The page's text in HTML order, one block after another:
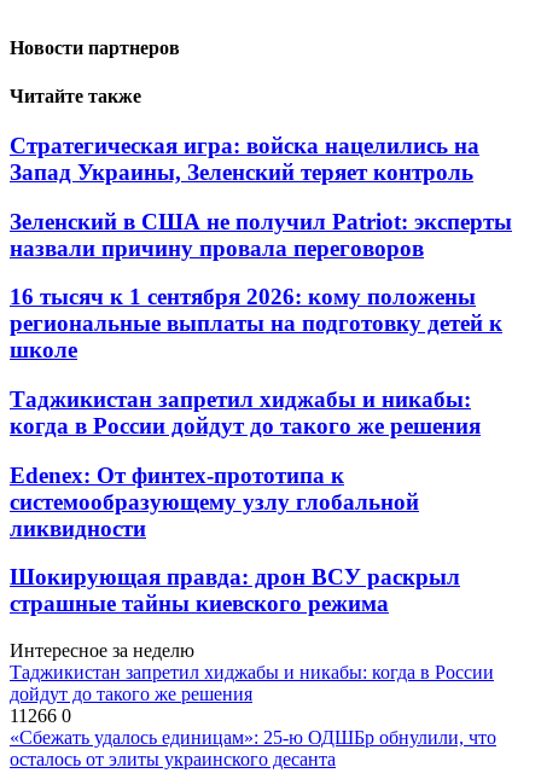
Новости партнеров
Читайте также
Стратегическая игра: войска нацелились на
Запад Украины, Зеленский теряет контроль
Зеленский в США не получил Patriot: эксперты
назвали причину провала переговоров
16 тысяч к 1 сентября 2026: кому положены
региональные выплаты на подготовку детей к
школе
Таджикистан запретил хиджабы и никабы:
когда в России дойдут до такого же решения
Edenex: От финтех-прототипа к
системообразующему узлу глобальной
ликвидности
Шокирующая правда: дрон ВСУ раскрыл
страшные тайны киевского режима
Интересное за неделю
Таджикистан запретил хиджабы и никабы: когда в России
дойдут до такого же решения
11266 0
«Сбежать удалось единицам»: 25-ю ОДШБр обнулили, что
осталось от элиты украинского десанта